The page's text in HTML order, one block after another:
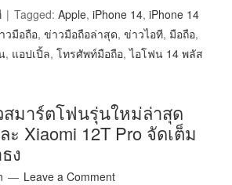
Tagged:Apple,iPhone 14,iPhone 14
วมือถือ,ข่าวมือถือล่าสุด,ข่าวไอที, มือถือ,
, แอปเปิ้ล,โทรศัพท์มือถือ,ไอโฟน 14 พลัส
สมาร์ตโฟนรุ่นใหม่ล่าสุด
ะ Xiaomi 12T Pro จัดเต็ม
ง
Leave a Comment